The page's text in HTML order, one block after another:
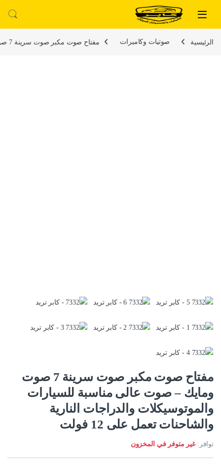
تخطي إلى المحتوى
الرئيسية صوتيات وكاميرات مفتاح صوت مكبر صوت سرينة 7 صوت ومايك – صوت عالى مناسبة للسيارات والموتوسيكلات والدراجات النارية والشاحنات تعمل على 12 فولت
مفتاح صوت مكبر صوت سرينة 7 صوت
ومايك – صوت عالى مناسبة للسيارات
والموتوسيكلات والدراجات النارية
والشاحنات تعمل على 12 فولت
توافر:غير متوفر في المخزون